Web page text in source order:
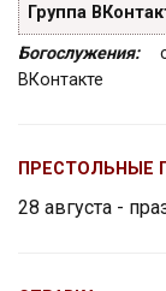
Группа
Богослужения:
ВКонтакте
ПРЕСТОЛЬНЫЕ
28 августа -